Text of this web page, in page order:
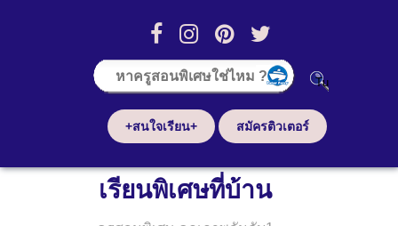
+สนใจเรียน+ สมัครติวเตอร์
เรียนพิเศษที่บ้าน